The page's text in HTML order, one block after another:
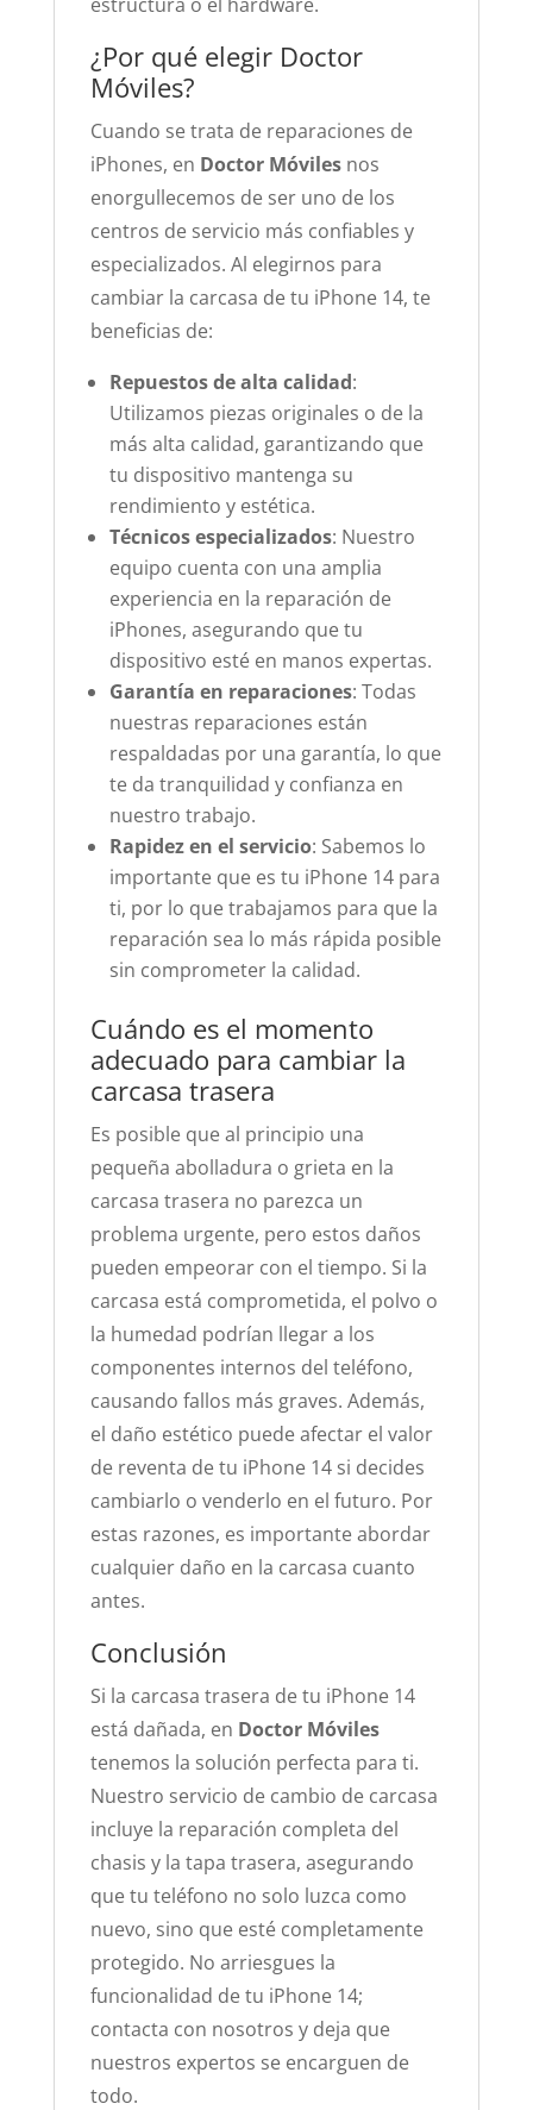
¿Por qué elegir Doctor
Móviles?
Cuando se trata de reparaciones de
iPhones, en Doctor Móvilesnos
enorgullecemos de ser uno de los
centros de servicio más confiables y
especializados. Al elegirnos para
cambiar la carcasa de tu iPhone 14, te
beneficias de:
Repuestos de alta calidad:
Utilizamos piezas originales o de la
más alta calidad, garantizando que
tu dispositivo mantenga su
rendimiento y estética.
Técnicos especializados: Nuestro
equipo cuenta con una amplia
experiencia en la reparación de
iPhones, asegurando que tu
dispositivo esté en manos expertas.
Garantía en reparaciones: Todas
nuestras reparaciones están
respaldadas por una garantía, lo que
te da tranquilidad y confianza en
nuestro trabajo.
Rapidez en el servicio: Sabemos lo
importante que es tu iPhone 14 para
ti, por lo que trabajamos para que la
reparación sea lo más rápida posible
sin comprometer la calidad.
Cuándo es el momento
adecuado para cambiar la
carcasa trasera
Es posible que al principio una
pequeña abolladura o grieta en la
carcasa trasera no parezca un
problema urgente, pero estos daños
pueden empeorar con el tiempo. Si la
carcasa está comprometida, el polvo o
la humedad podrían llegar a los
componentes internos del teléfono,
causando fallos más graves. Además,
el daño estético puede afectar el valor
de reventa de tu iPhone 14 si decides
cambiarlo o venderlo en el futuro. Por
estas razones, es importante abordar
cualquier daño en la carcasa cuanto
antes.
Conclusión
Si la carcasa trasera de tu iPhone 14
está dañada, en Doctor Móviles
tenemos la solución perfecta para ti.
Nuestro servicio de cambio de carcasa
incluye la reparación completa del
chasis y la tapa trasera, asegurando
que tu teléfono no solo luzca como
nuevo, sino que esté completamente
protegido. No arriesgues la
funcionalidad de tu iPhone 14;
contacta con nosotros y deja que
nuestros expertos se encarguen de
todo.